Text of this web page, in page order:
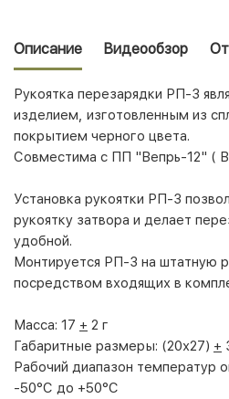
Описание Видеообзор
Рукоятка перезарядки РП-3
изделием, изготовленным из
покрытием черного цвета.
Совместима с ПП "Вепрь-12" (
Установка рукоятки РП-3
рукоятку затвора и делает
удобной.
Монтируется РП-3 на штатную
посредством входящих в
Масса: 17 + 2 г
Габаритные размеры: (20х27) +
Рабочий диапазон
-50°С до +50°С